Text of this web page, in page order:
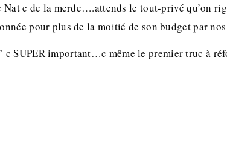
Nat c de la merde….attends le tout-privé qu’on
pour plus de la moitié de son budget par
c SUPER important…c même le premier truc à